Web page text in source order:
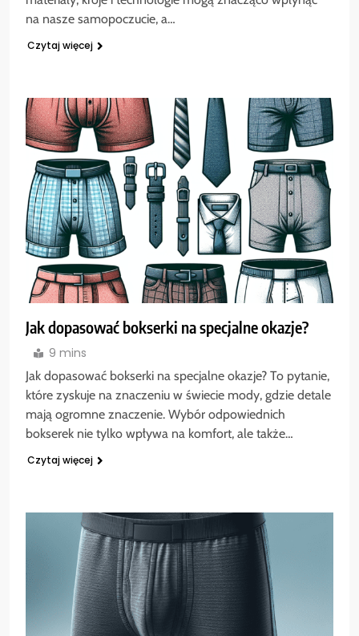
na nasze samopoczucie, a…
Czytaj więcej
Jak dopasować bokserki na specjalne okazje?
9 mins
Jak dopasować bokserki na specjalne okazje? To pytanie,
które zyskuje na znaczeniu w świecie mody, gdzie detale
mają ogromne znaczenie. Wybór odpowiednich
bokserek nie tylko wpływa na komfort, ale także…
Czytaj więcej